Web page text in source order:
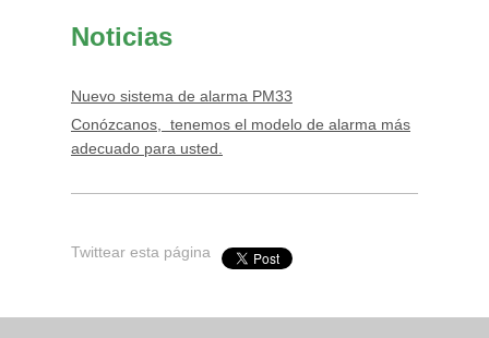
Noticias
Nuevo sistema de alarma PM33
Conózcanos, tenemos el modelo de alarma más
adecuado para usted.
Twittear esta página